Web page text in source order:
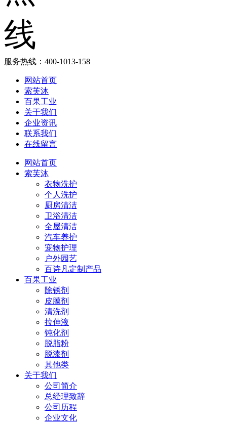
服务热线： 400-1013-158
网站首页
索芙沐
百果工业
关于我们
企业资讯
联系我们
在线留言
网站首页
索芙沐
衣物洗护
个人洗护
厨房清洁
卫浴清洁
全屋清洁
汽车养护
宠物护理
户外园艺
百诗凡定制产品
百果工业
除锈剂
皮膜剂
清洗剂
拉伸液
钝化剂
脱脂粉
脱漆剂
其他类
关于我们
公司简介
总经理致辞
公司历程
企业文化